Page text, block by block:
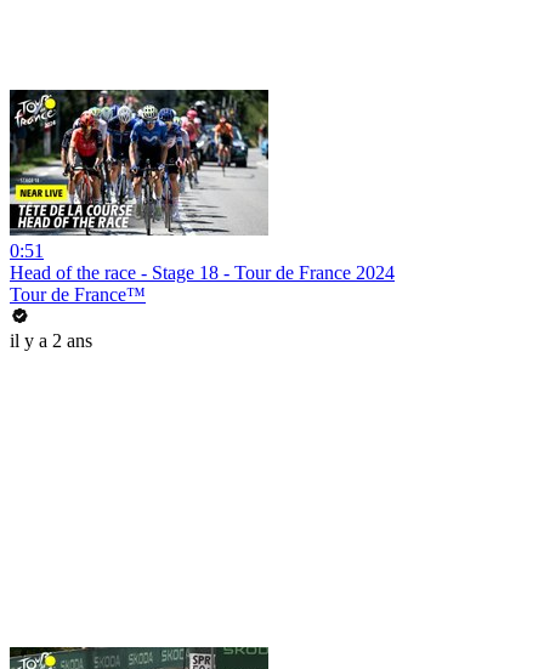
0:51
Head of the race - Stage 18 - Tour de France 2024
Tour de France™
il y a 2 ans